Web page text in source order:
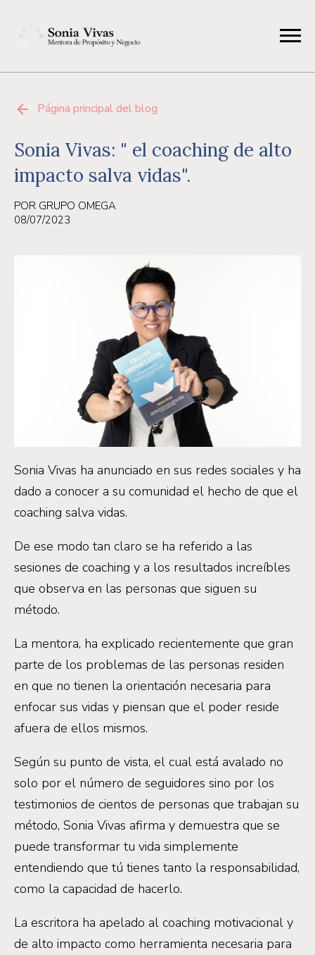
Página principal del blog
Sonia Vivas: " el coaching de alto
impacto salva vidas".
POR GRUPO OMEGA
08/07/2023
Sonia Vivas ha anunciado en sus redes sociales y ha
dado a conocer a su comunidad el hecho de que el
coaching salva vidas.
De ese modo tan claro se ha referido a las
sesiones de coaching y a los resultados increíbles
que observa en las personas que siguen su
método.
La mentora, ha explicado recientemente que gran
parte de los problemas de las personas residen
en que no tienen la orientación necesaria para
enfocar sus vidas y piensan que el poder reside
afuera de ellos mismos.
Según su punto de vista, el cual está avalado no
solo por el número de seguidores sino por los
testimonios de cientos de personas que trabajan su
método, Sonia Vivas afirma y demuestra que se
puede transformar tu vida simplemente
entendiendo que tú tienes tanto la responsabilidad,
como la capacidad de hacerlo.
La escritora ha apelado al coaching motivacional y
de alto impacto como herramienta necesaria para